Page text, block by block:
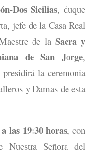
Dos Sicilias, duque
jefe de la Casa Real
de la Sacra y
de San Jorge,
la ceremonia
y Damas de esta
las 19:30 horas, con
Señora del